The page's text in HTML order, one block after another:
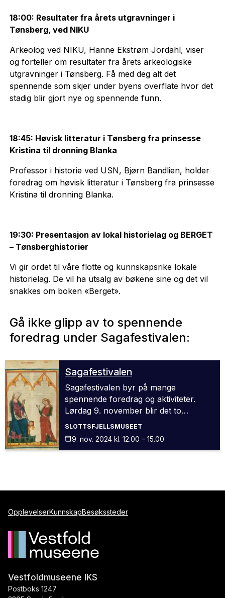
18:00: Resultater fra årets utgravninger i
Tønsberg, ved NIKU
Arkeolog ved NIKU, Hanne Ekstrøm Jordahl, viser
og forteller om resultater fra årets arkeologiske
utgravninger i Tønsberg. Få med deg alt det
spennende som skjer under byens overflate hvor det
stadig blir gjort nye og spennende funn.
18:45: Høvisk litteratur i Tønsberg fra prinsesse
Kristina til dronning Blanka
Professor i historie ved USN, Bjørn Bandlien, holder
foredrag om høvisk litteratur i Tønsberg fra prinsesse
Kristina til dronning Blanka.
19:30: Presentasjon av lokal historielag og BERGET
– Tønsberghistorier
Vi gir ordet til våre flotte og kunnskapsrike lokale
historielag. De vil ha utsalg av bøkene sine og det vil
snakkes om boken «Berget».
Gå ikke glipp av to spennende
foredrag under Sagafestivalen:
Sagafestivalen
Sagafestivalen byr på mange
spennende foredrag og aktiviteter.
Lørdag 9. november blir det to
foredrag på Slottsfjellsmuseet.
SLOTTSFJELLSMUSEET
9. nov. 2024 kl. 12.00 – 15.00
OpplevelserKunnskapBesøkssteder
Vestfoldmuseene IKS
Postboks 1247